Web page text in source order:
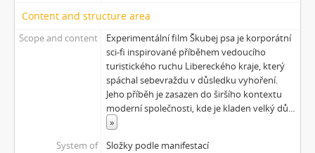
Content and structure area
Scope and content
Experimentální film Škubej psa je korporátní
sci-fi inspirované příběhem vedoucího
turistického ruchu Libereckého kraje, který
spáchal sebevraždu v důsledku vyhoření.
Jeho příběh je zasazen do širšího kontextu
moderní společnosti, kde je kladen velký dů...
»
System of
Složky podle manifestací